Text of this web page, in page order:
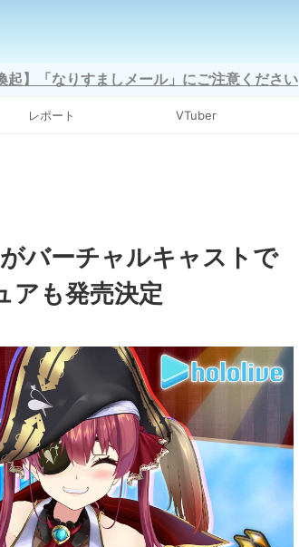
起】「なりすましメール」にご注意ください
レポート VTuber
バーチャルキャストで
アも発売決定